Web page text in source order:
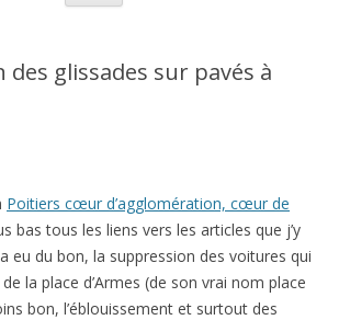
contenu
glissades sur pavés à
Poitiers cœur d’agglomération, cœur de
bas tous les liens vers les articles que j’y
eu du bon, la suppression des voitures qui
la place d’Armes (de son vrai nom place
bon, l’éblouissement et surtout des